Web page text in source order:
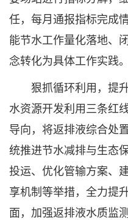
任，每月通报指标完成
能节水工作量化落地、
念转化为具体工作实践。
狠抓循环利用，提升
水资源开发利用三条红
导向，将返排液综合处
统推进节水减排与生态
投运、优化管输方案、
享机制等举措，全力提
面，加强返排液水质监